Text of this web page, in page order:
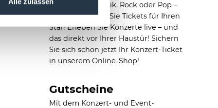
Kultur, Jazz, Klassik, Rock oder Pop –
bei uns erhalten Sie Tickets für Ihren
Star! Erleben Sie Konzerte live – und
das direkt vor Ihrer Haustür! Sichern
Sie sich schon jetzt Ihr Konzert-Ticket
in unserem Online-Shop!
Gutscheine
Mit dem Konzert- und Event-